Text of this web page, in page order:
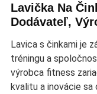
Lavička Na
Dodávateľ,
Lavica s činkami je
tréningu a
výrobca fitness
kvalitu a inovácie